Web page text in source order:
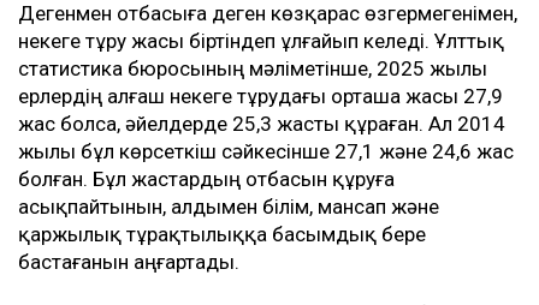
Дегенмен отбасыға деген көзқарас өзгермегенімен,
некеге тұру жасы біртіндеп ұлғайып келеді. Ұлттық
статистика бюросының мәліметінше, 2025 жылы
ерлердің алғаш некеге тұрудағы орташа жасы 27,9
жас болса, әйелдерде 25,3 жасты құраған. Ал 2014
жылы бұл көрсеткіш сәйкесінше 27,1 және 24,6 жас
болған. Бұл жастардың отбасын құруға
асықпайтынын, алдымен білім, мансап және
қаржылық тұрақтылыққа басымдық бере
бастағанын аңғартады.